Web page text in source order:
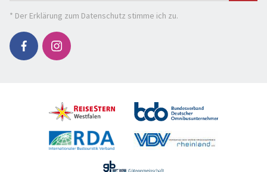
* Der Erklärung zum Datenschutz stimme ich zu.